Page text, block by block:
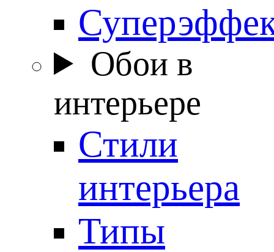
Обои в
интерьере
Стили
интерьера
Типы